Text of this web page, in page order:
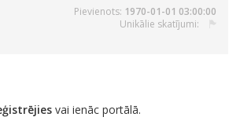
Pievienots: 1970-01-01 03:00:00
Unikālie skatījumi:
vai ienāc portālā.